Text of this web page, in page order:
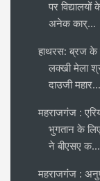
पर
अनेक कार्...
हाथरस: ब्रज के
लक्खी मेला
दाउजी महार...
महराजगंज :
भुगतान के
ने बीएसए क...
महराजगंज :